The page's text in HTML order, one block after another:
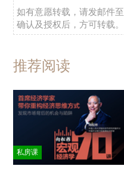
如有意愿转载，请发邮件至
确认及授权后，方可转载。
推荐阅读
私房课